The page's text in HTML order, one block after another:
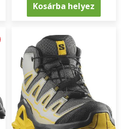
Kosárba helyez